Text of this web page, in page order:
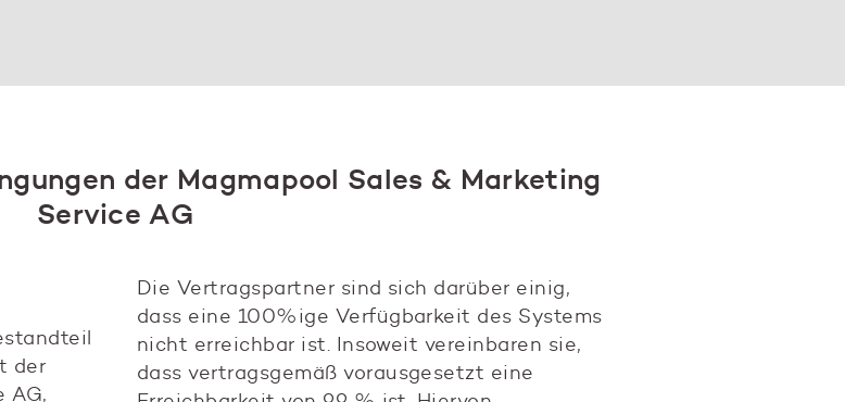
der Magmapool Sales & Marketing
Service AG
der
AG,
Die Vertragspartner sind sich darüber einig,
dass eine 100%ige Verfügbarkeit des Systems
nicht erreichbar ist. Insoweit vereinbaren sie,
dass vertragsgemäß vorausgesetzt eine